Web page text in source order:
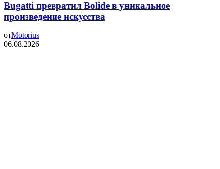
Bugatti превратил Bolide в уникальное
произведение искусства
отMotorius
06.08.2026